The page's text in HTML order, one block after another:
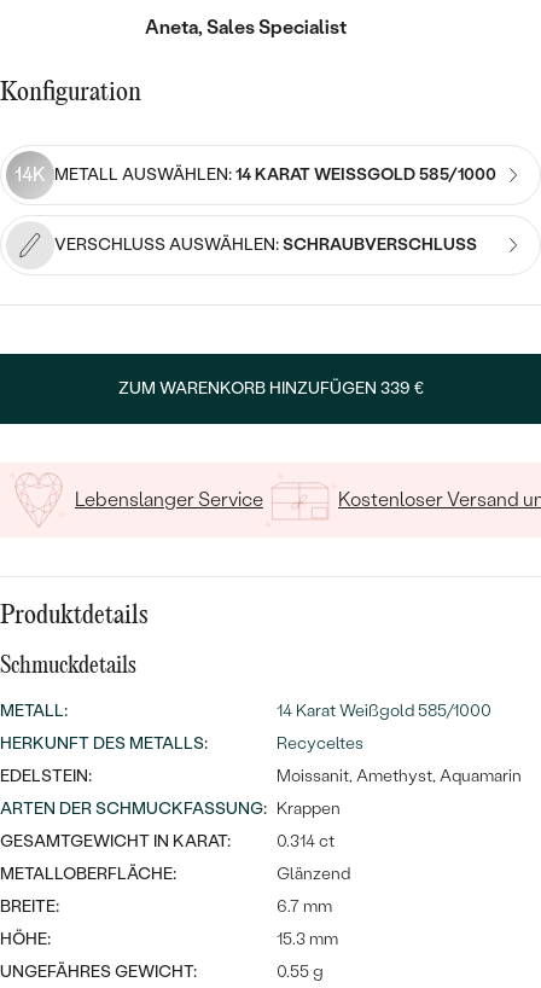
GÜNSTIG
LUXURIÖSE
Meistverkaufte
Eheringe
FARBIGE DIAMANTEN ZUM EINFASSEN
NACH EDELSTEIN
MIT DIAMANT
MIT LAB GROWN DIAMANT
MIT MOISSANIT
MIT SCHWARZEN DIAMANTEN
MIT EDELSTEIN
NACH MATERIAL
SILBER
GOLD
SILBER
PLATIN
NACH STEIN
EDELSTEINSCHMUCK
DIAMANTEN
NACH STYL
PERSONALISIERT
SYMBOLISCH
MINIMALISTISCH
NACH ANLASS
MIT DIAMANT
MIT EDELSTEIN
PERLENOHRRINGE
NACH PREIS
PREISWERTE
NACH EDELSTEIN
MIT DIAMANT
MIT EDELSTEIN
PERLENKETTEN
PREISWERTE
PERSONALISIERT
NACH EDELSTEIN
MIT DIAMANT
MIT EDELSTEIN
PERLENRINGE
PREISWERTE
Aneta, Sales Specialist
Konfiguration
14K METALL AUSWÄHLEN:14 KARAT WEISSGOLD 585/1000
VERSCHLUSS AUSWÄHLEN:SCHRAUBVERSCHLUSS
ZUM WARENKORB HINZUFÜGEN 339 €
Lebenslanger Service Kostenloser Versand
Produktdetails
Schmuckdetails
METALL:
14 Karat Weißgold 585/1000
HERKUNFT DES METALLS:
Recyceltes
EDELSTEIN:
Moissanit, Amethyst, Aquamarin
ARTEN DER SCHMUCKFASSUNG: Krappen
GESAMTGEWICHT IN KARAT:
0.314 ct
METALLOBERFLÄCHE:
Glänzend
BREITE:
6.7 mm
HÖHE:
15.3 mm
UNGEFÄHRES GEWICHT:
0.55 g